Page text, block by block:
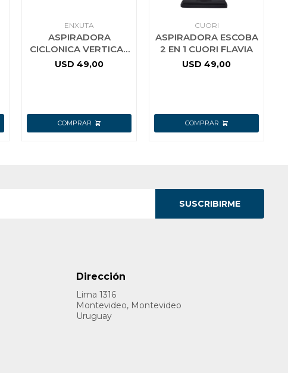
ENXUTA
ASPIRADORA
CICLONICA VERTICAL
AENXV181000R
USD 49,00
CUORI
ASPIRADORA ESCOBA
2 EN 1 CUORI FLAVIA
USD 49,00
SUSCRIBIRME
Dirección
Lima 1316
Montevideo, Montevideo
Uruguay